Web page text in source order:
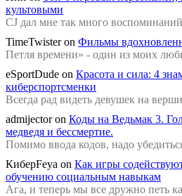
культовыми
CJ дал мне так много
TimeTwister on Фильмы
Петля времени» - один из моих
eSportDude on Красота и сила: 4
киберспортсменки
Всегда рад видеть девушек на
admijector on Коды на Ведьмак 3.
медведя и бессмертие.
Помимо ввода кодов, надо
КиберFeya on Как игры
обучению социальным навыкам
Ага, и теперь мы все дружно петь